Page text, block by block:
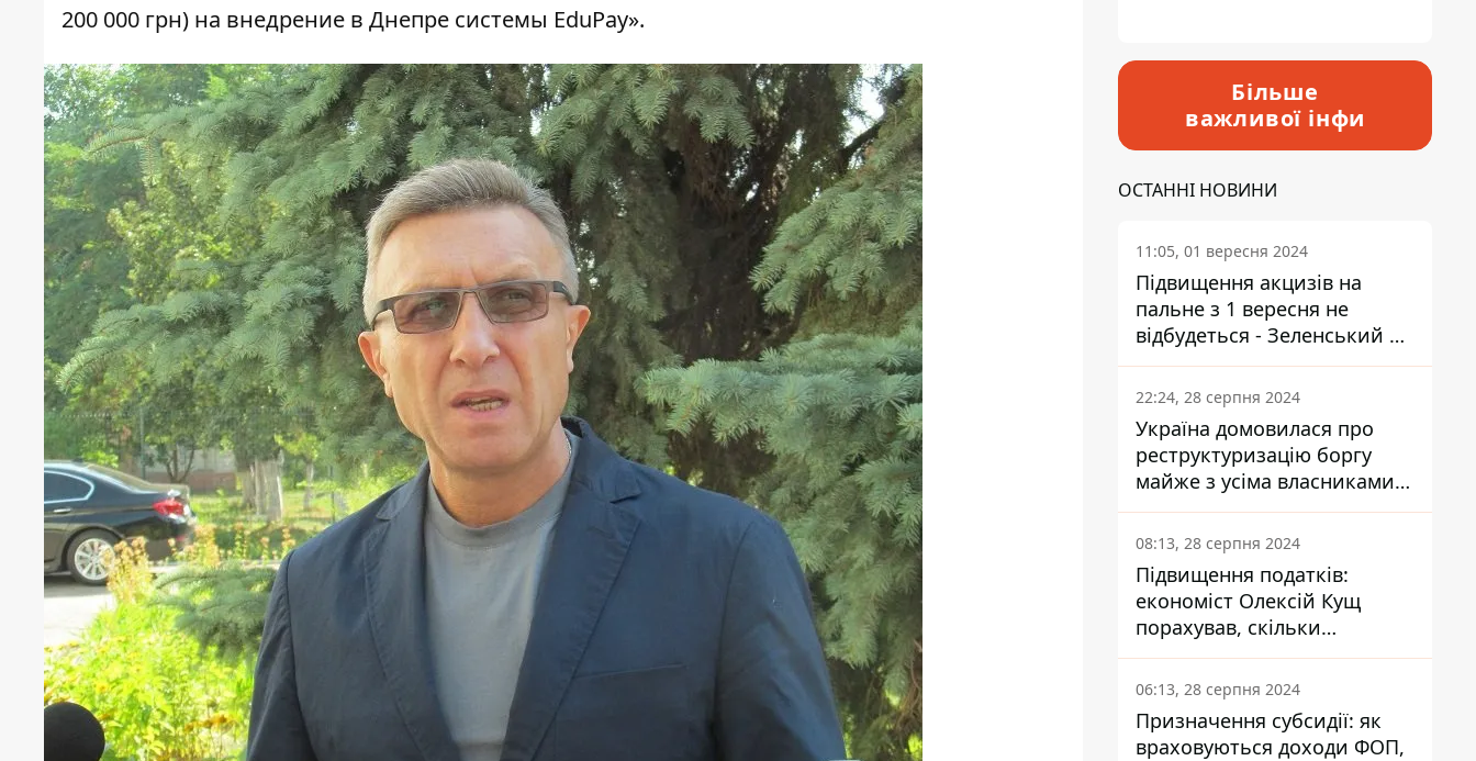
200 000 грн) на внедрение в Днепре системы EduPaу».
Більше
важливої інфи
ОСТАННІ НОВИНИ
11:05, 01 вересня 2024
Підвищення акцизів на
пальне з 1 вересня не
відбудеться - Зеленський не
підписав закон
22:24, 28 серпня 2024
Україна домовилася про
реструктуризацію боргу
майже з усіма власниками
єврооблігацій: що це
означає для країни
08:13, 28 серпня 2024
Підвищення податків:
економіст Олексій Кущ
порахував, скільки
заплатить кожен українець
06:13, 28 серпня 2024
Призначення субсидії: як
враховуються доходи ФОП,